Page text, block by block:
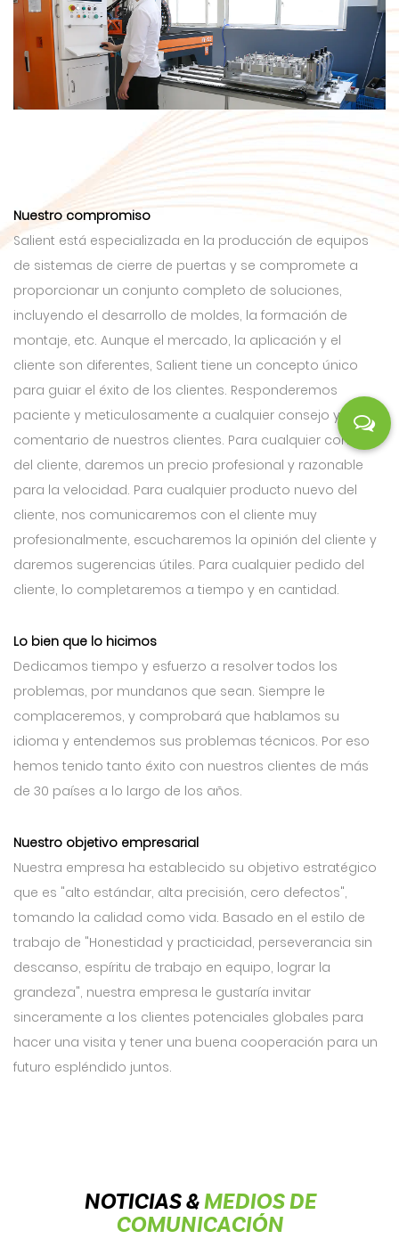
Nuestro compromiso
Salient está especializada en la producción de equipos
de sistemas de cierre de puertas y se compromete a
proporcionar un conjunto completo de soluciones,
incluyendo el desarrollo de moldes, la formación de
montaje, etc. Aunque el mercado, la aplicación y el
cliente son diferentes, Salient tiene un concepto único
para guiar el éxito de los clientes. Responderemos
paciente y meticulosamente a cualquier consejo y
comentario de nuestros clientes. Para cualquier consulta
del cliente, daremos un precio profesional y razonable
para la velocidad. Para cualquier producto nuevo del
cliente, nos comunicaremos con el cliente muy
profesionalmente, escucharemos la opinión del cliente y
daremos sugerencias útiles. Para cualquier pedido del
cliente, lo completaremos a tiempo y en cantidad.
Lo bien que lo hicimos
Dedicamos tiempo y esfuerzo a resolver todos los
problemas, por mundanos que sean. Siempre le
complaceremos, y comprobará que hablamos su
idioma y entendemos sus problemas técnicos. Por eso
hemos tenido tanto éxito con nuestros clientes de más
de 30 países a lo largo de los años.
Nuestro objetivo empresarial
Nuestra empresa ha establecido su objetivo estratégico
que es "alto estándar, alta precisión, cero defectos",
tomando la calidad como vida. Basado en el estilo de
trabajo de "Honestidad y practicidad, perseverancia sin
descanso, espíritu de trabajo en equipo, lograr la
grandeza", nuestra empresa le gustaría invitar
sinceramente a los clientes potenciales globales para
hacer una visita y tener una buena cooperación para un
futuro espléndido juntos.
NOTICIAS &MEDIOS DE
COMUNICACIÓN